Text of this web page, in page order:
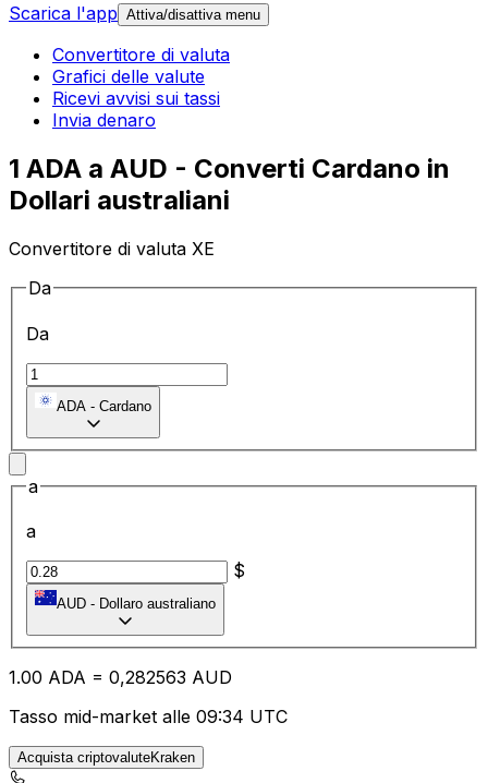
Scarica l'app Attiva/disattiva menu
Convertitore di valuta
Grafici delle valute
Ricevi avvisi sui tassi
Invia denaro
1 ADA a AUD - Converti Cardano in
Dollari australiani
Convertitore di valuta XE
Da
Da
ADA - Cardano
a
a
$
AUD - Dollaro australiano
1.00 ADA = 0,282563 AUD
Tasso mid-market alle 09:34 UTC
Acquista criptovaluteKraken